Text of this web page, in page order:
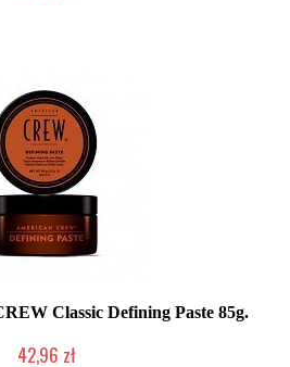
Classic Defining Paste 85g.
42,96 zł